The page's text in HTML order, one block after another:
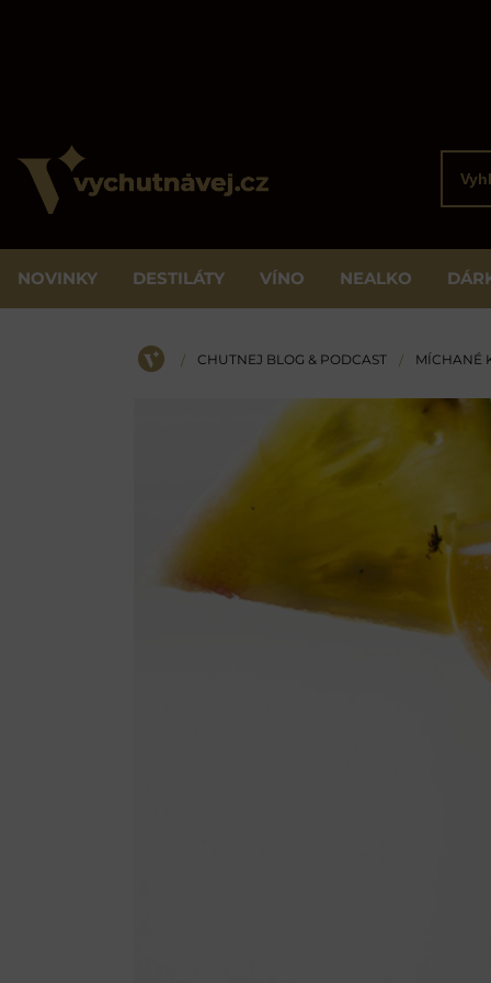
NOVINKY DESTILÁTY VÍNO NEALKO
ÚVOD
/ CHUTNEJ BLOG & PODCAST / MÍCHANÉ